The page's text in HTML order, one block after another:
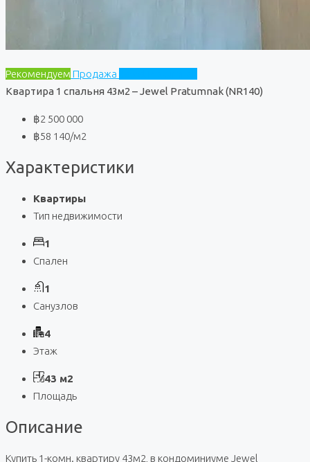
Рекомендуем Продажа
Квартира 1 спальня 43м2 – Jewel Pratumnak (NR140)
฿2 500 000
฿58 140/м2
Характеристики
Квартиры
Тип недвижимости
1
Спален
1
Санузлов
4
Этаж
43 м2
Площадь
Описание
Купить 1-комн. квартиру 43м2, в кондоминиуме Jewel